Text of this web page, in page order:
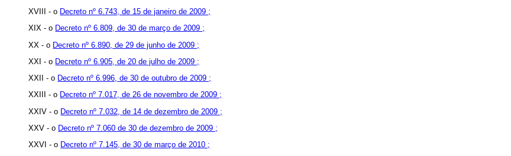
XVIII - o Decreto nº 6.743, de 15 de janeiro de 2009 ;
XIX - o Decreto nº 6.809, de 30 de março de 2009 ;
XX - o Decreto nº 6.890, de 29 de junho de 2009 ;
XXI - o Decreto nº 6.905, de 20 de julho de 2009 ;
XXII - o Decreto nº 6.996, de 30 de outubro de 2009 ;
XXIII - o Decreto nº 7.017, de 26 de novembro de 2009 ;
XXIV - o Decreto nº 7.032, de 14 de dezembro de 2009 ;
XXV - o Decreto nº 7.060 de 30 de dezembro de 2009 ;
XXVI - o Decreto nº 7.145, de 30 de março de 2010 ;